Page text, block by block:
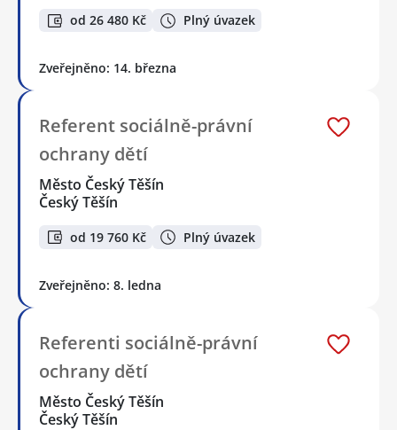
od 26 480 Kč Plný úvazek
Zveřejněno: 14. března
Referent sociálně-právní
ochrany dětí
Město Český Těšín
Český Těšín
od 19 760 Kč Plný úvazek
Zveřejněno: 8. ledna
Referenti sociálně-právní
ochrany dětí
Město Český Těšín
Český Těšín